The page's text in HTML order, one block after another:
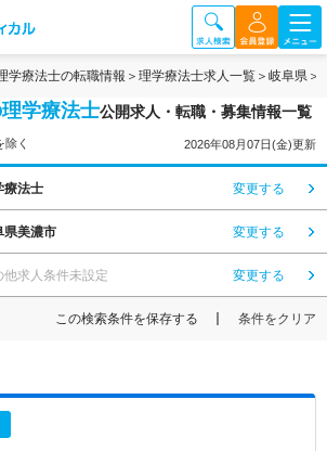
学療法士の転職情報 理学療法士求人一覧 岐阜県
学療法士公開求人・転職・募集情報一覧
く 2026年08月07日(金)更新
療法士 変更する
県美濃市 変更する
他求人条件未設定 変更する
この検索条件を保存する 条件をクリア